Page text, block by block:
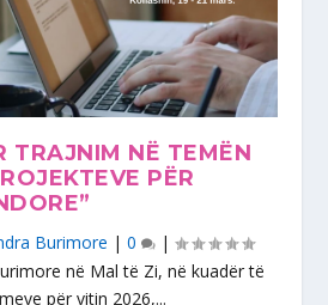
TRAJNIM NË TEMËN
PËR
Burimore |0
|
në Mal të Zi, në kuadër të
për vitin 2026,...